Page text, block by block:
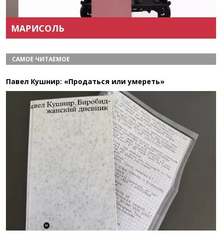
МАРИСОЛЬ
САМОЕ ЧИТАЕМОЕ
Павел Кушнир: «Продаться или умереть»